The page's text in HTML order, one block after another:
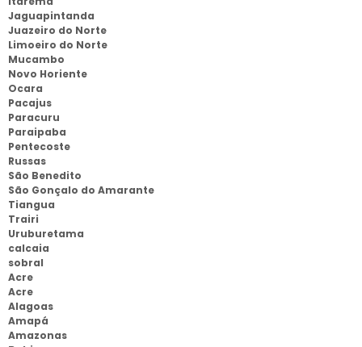
Jaguapintanda
Juazeiro do Norte
Limoeiro do Norte
Mucambo
Novo Horiente
Ocara
Pacajus
Paracuru
Paraipaba
Pentecoste
Russas
São Benedito
São Gonçalo do Amarante
Tiangua
Trairi
Uruburetama
calcaia
sobral
Acre
Acre
Alagoas
Amapá
Amazonas